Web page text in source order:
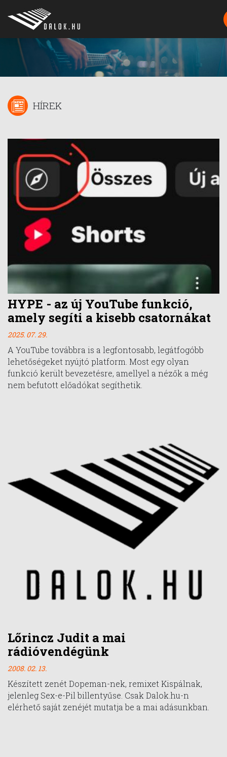
HÍREK
HYPE - az új YouTube funkció,
amely segíti a kisebb csatornákat
2025. 07. 29.
A YouTube továbbra is a legfontosabb, legátfogóbb
lehetőségeket nyújtó platform. Most egy olyan
funkció került bevezetésre, amellyel a nézők a még
nem befutott előadókat segíthetik.
Lőrincz Judit a mai
rádióvendégünk
2008. 02. 13.
Készített zenét Dopeman-nek, remixet Kispálnak,
jelenleg Sex-e-Pil billentyűse. Csak Dalok.hu-n
elérhető saját zenéjét mutatja be a mai adásunkban.